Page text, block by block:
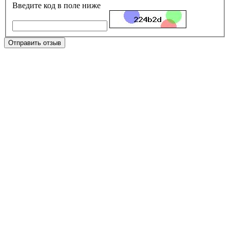
Введите код в поле ниже
Отправить отзыв